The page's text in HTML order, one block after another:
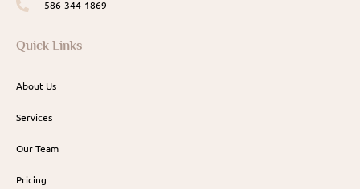
586-344-1869
Quick Links
About Us
Services
Our Team
Pricing